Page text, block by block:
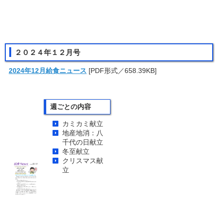
２０２４年１２月号
2024年12月給食ニュース [PDF形式／658.39KB]
週ごとの内容
カミカミ献立
地産地消：八
千代の日献立
冬至献立
クリスマス献
立